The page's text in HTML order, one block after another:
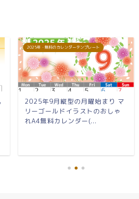
2025年・無料のカレンダーテンプレート
2025年9月縦型の月曜始まり マ
リーゴールドイラストのおしゃ
れA4無料カレンダー(...